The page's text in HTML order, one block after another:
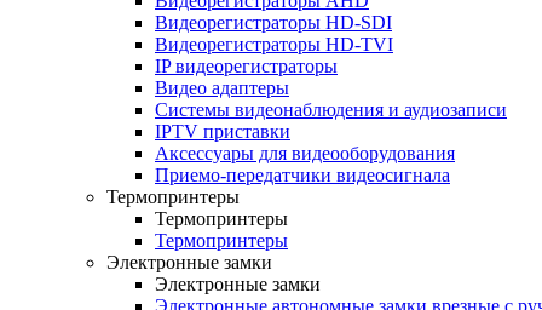
Видеорегистраторы HD-SDI
Видеорегистраторы HD-TVI
IP видеорегистраторы
Видео адаптеры
Системы видеонаблюдения и аудиозаписи
IPTV приставки
Аксессуары для видеооборудования
Приемо-передатчики видеосигнала
Термопринтеры
Термопринтеры
Термопринтеры
Электронные замки
Электронные замки
Электронные автономные замки врезные с